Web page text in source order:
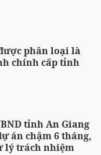
phân loại là
chính cấp tỉnh
tỉnh An Giang
án chậm 6 tháng,
lý trách nhiệm